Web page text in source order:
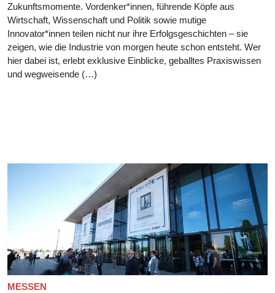
Zukunftsmomente. Vordenker*innen, führende Köpfe aus
Wirtschaft, Wissenschaft und Politik sowie mutige
Innovator*innen teilen nicht nur ihre Erfolgsgeschichten – sie
zeigen, wie die Industrie von morgen heute schon entsteht. Wer
hier dabei ist, erlebt exklusive Einblicke, geballtes Praxiswissen
und wegweisende (…)
MESSEN